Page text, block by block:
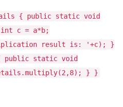
{ public static void
c = a*b;
result is: '+c); }
public static void
} }